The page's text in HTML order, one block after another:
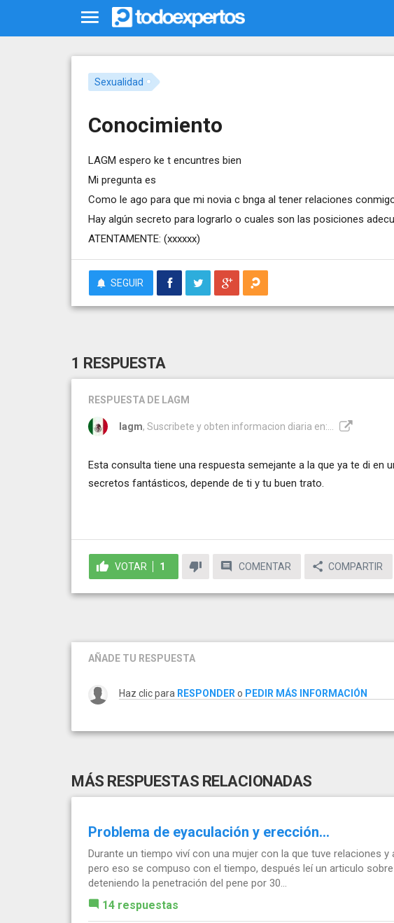
Sexualidad
Conocimiento
LAGM espero ke t encuntres bien
Mi pregunta es
Como le ago para que mi novia c bnga al tener relaciones
Hay algún secreto para lograrlo o cuales son las posiciones
ATENTAMENTE: (xxxxxx)
SEGUIR
1 RESPUESTA
RESPUESTA DE LAGM
lagm, Suscribete y obten informacion diaria en:...
Esta consulta tiene una respuesta semejante a la que ya te di en
secretos fantásticos, depende de ti y tu buen trato.
VOTAR 1 COMENTAR COMPARTIR
AÑADE TU RESPUESTA
Haz clic para RESPONDER o PEDIR MÁS INFORMACIÓN
MÁS RESPUESTAS RELACIONADAS
Problema de eyaculación y erección...
Durante un tiempo viví con una mujer con la que tuve relaciones
pero eso se compuso con el tiempo, después leí un articulo
deteniendo la penetración del pene por 30...
14 respuestas